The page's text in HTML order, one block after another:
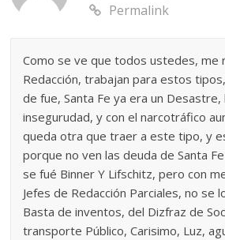
Permalink
Como se ve que todos ustedes, me
Redacción, trabajan para estos
de fue, Santa Fe ya era un Desastre,
insegurudad, y con el narcotráfico
queda otra que traer a este tipo, y
porque no ven las deuda de Santa
se fué Binner Y Lifschitz, pero con
Jefes de Redacción Parciales, no se
Basta de inventos, del Dizfraz de
transporte Público, Carisimo, Luz,